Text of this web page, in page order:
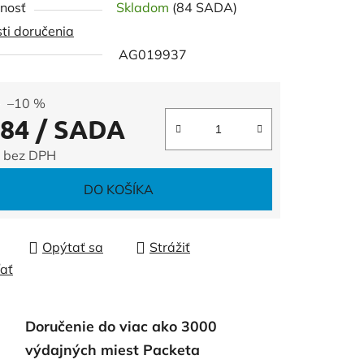
Skladom (84 SADA)
doručenia
AG019937
–10 %
/ SADA
DPH
DO KOŠÍKA
Opýtať sa
Strážiť
Doručenie do viac ako 3000
výdajných miest Packeta